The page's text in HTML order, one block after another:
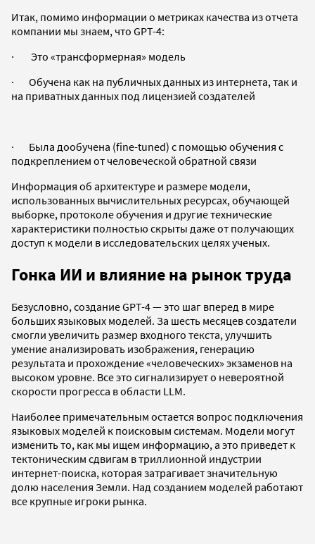
Итак, помимо информации о метриках качества из отчета
компании мы знаем, что GPT-4:
· Это «трансформерная» модель
· Обучена как на публичных данных из интернета, так и
на приватных данных под лицензией создателей
· Была дообучена (fine-tuned) c помощью обучения с
подкреплением от человеческой обратной связи
Информация об архитектуре и размере модели,
использованных вычислительных ресурсах, обучающей
выборке, протоколе обучения и другие технические
характеристики полностью скрыты даже от получающих
доступ к модели в исследовательских целях ученых.
Гонка ИИ и влияние на рынок труда
Безусловно, создание GPT-4 — это шаг вперед в мире
больших языковых моделей. За шесть месяцев создатели
смогли увеличить размер входного текста, улучшить
умение анализировать изображения, генерацию
результата и прохождение «человеческих» экзаменов на
высоком уровне. Все это сигнализирует о невероятной
скорости прогресса в области LLM.
Наиболее примечательным остается вопрос подключения
языковых моделей к поисковым системам. Модели могут
изменить то, как мы ищем информацию, а это приведет к
тектоническим сдвигам в триллионной индустрии
интернет-поиска, которая затрагивает значительную
долю населения Земли. Над созданием моделей работают
все крупные игроки рынка.